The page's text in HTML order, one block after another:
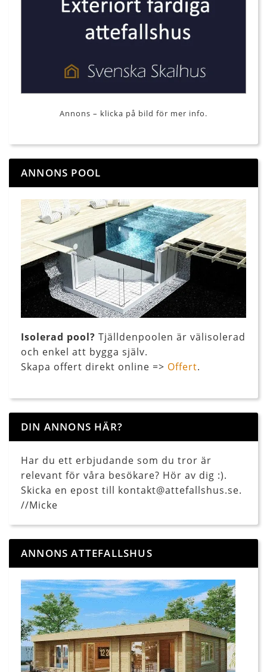
Annons – klicka på bild för mer info.
ANNONS POOL
Isolerad pool? Tjälldenpoolen är välisolerad
och enkel att bygga själv.
Skapa offert direkt online => Offert.
DIN ANNONS HÄR?
Har du ett erbjudande som du tror är
relevant för våra besökare? Hör av dig :).
Skicka en epost till kontakt@attefallshus.se.
//Micke
ANNONS ATTEFALLSHUS